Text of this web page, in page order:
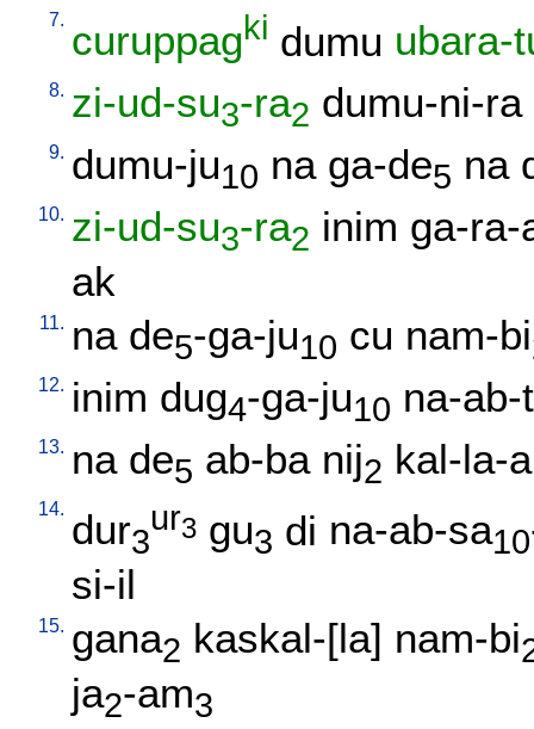
7. curuppagki dumu ubara-
8. zi-ud-su3-ra2 dumu-ni-ra
9. dumu-ju10 na ga-de5 na
10. zi-ud-su3-ra2 inim ga-ra-
ak
11. na de5-ga-ju10 cu nam-bi
12. inim dug4-ga-ju10 na-
13. na de5 ab-ba nij2 kal-la-
14. dur3
ur3 gu3 di na-ab-sa10
si-il
15. gana2 kaskal-[la] nam-bi
ja2-am3